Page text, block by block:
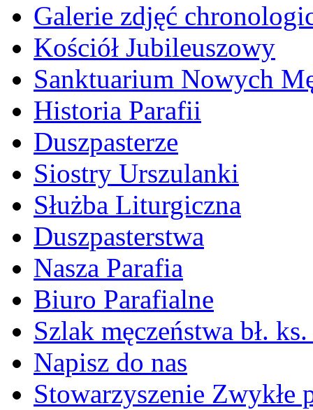
Galerie zdjęć
Kościół Jubileuszowy
Sanktuarium Nowych
Historia Parafii
Duszpasterze
Siostry Urszulanki
Służba Liturgiczna
Duszpasterstwa
Nasza Parafia
Biuro Parafialne
Szlak męczeństwa bł.
Napisz do nas
Stowarzyszenie Zwykłe